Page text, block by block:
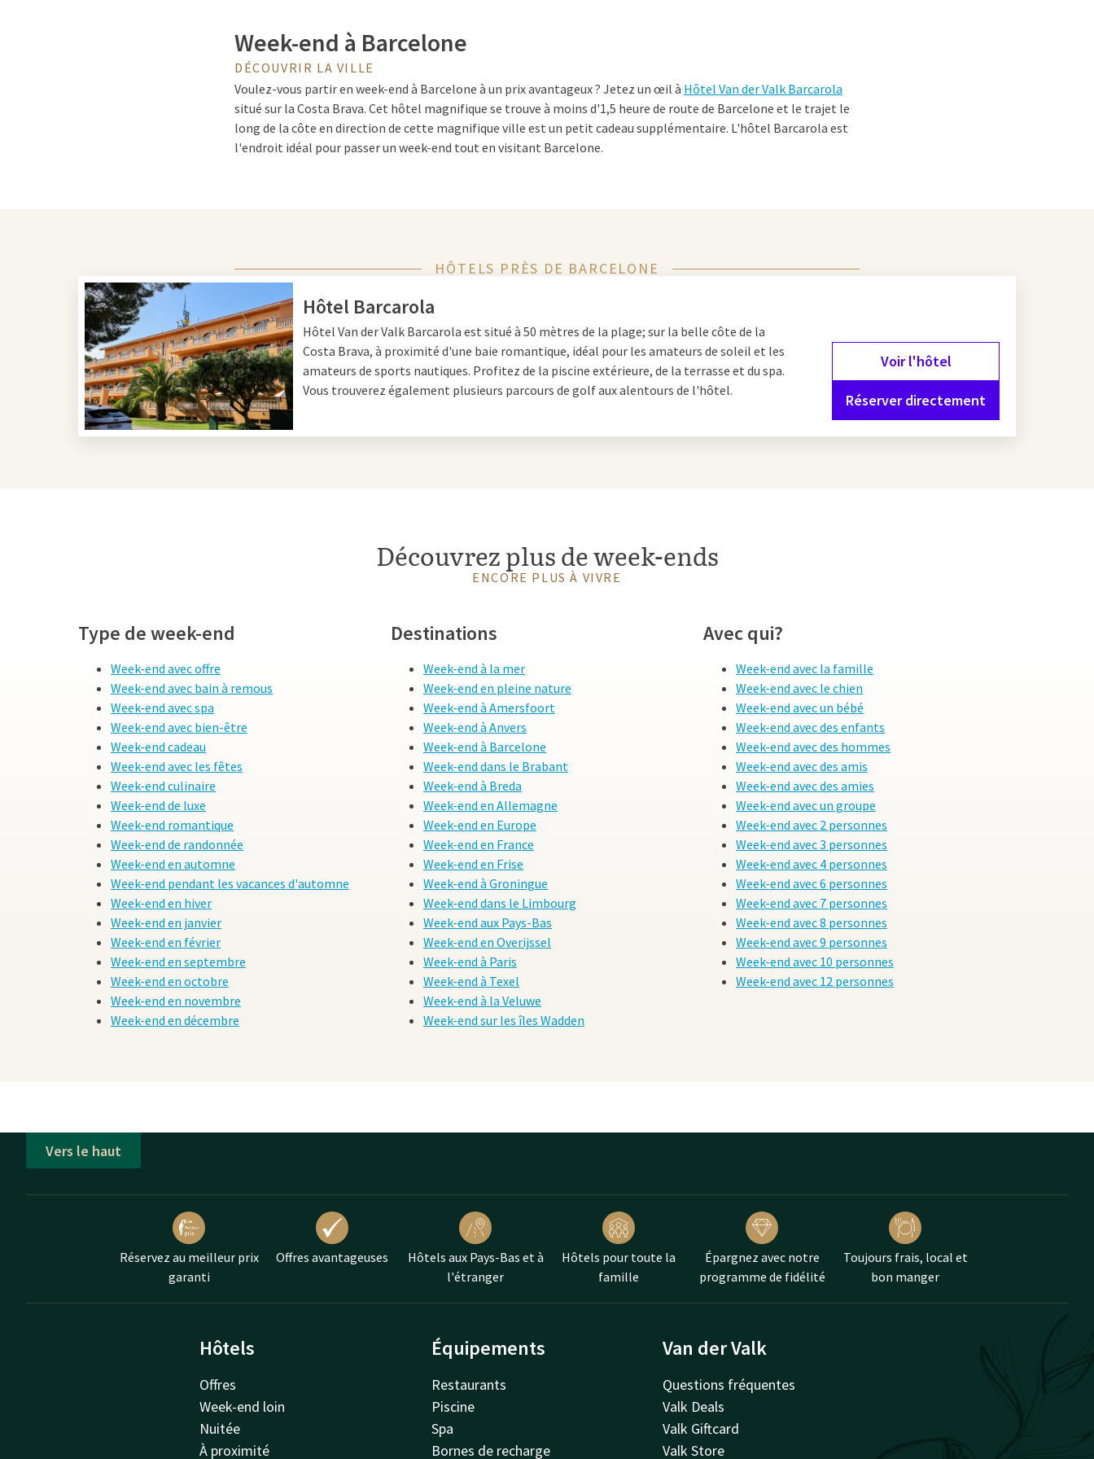
Week-end à Barcelone
DÉCOUVRIR LA VILLE
Voulez-vous partir en week-end à Barcelone à un prix avantageux ? Jetez un œil à Hôtel Van der Valk Barcarola
situé sur la Costa Brava. Cet hôtel magnifique se trouve à moins d'1,5 heure de route de Barcelone et le trajet le
long de la côte en direction de cette magnifique ville est un petit cadeau supplémentaire. L'hôtel Barcarola est
l'endroit idéal pour passer un week-end tout en visitant Barcelone.
appelée Basilica i Temple Expiatori de La Sagrada Familia. L'architecte moderniste Antoni Gaudí a commencé la
construction de ce chef-d'œuvre unique en 1882. Ce projet de toute une vie sera achevé en 2026 après 144 ans.
Gaudí a également conçu le parc Güell, un jardin public où les mosaïques colorées sont à l'honneur. En outre, le
Camp Nou, un stade de football à ne pas manquer, est une expérience incontournable pour les fans de football !
Bien sûr, vous avez également la possibilité de faire différentes visites à vélo ou à pied à Barcelone pendant votre
week-end et bien sûr de profiter de délicieuses tapas.
Que faire à Barcelone avec des enfants
Valk Barcarola avec les enfants. Découvrez ces suites décorées avec goût équipées d'un bain à remous et d'une
Environs de Barcelone
La région de Barcelone est riche en villages pittoresques, belles plages, ruines cachées et villes historiques, en
bref, l'évasion parfaite pour échapper à l'agitation de la ville. Montserrat est par exemple un lieu de pèlerinage
important pour les Catalans. Une visite incontournable est également le Musée Dalí, nommé d'après l'un des
artistes surréalistes les plus connus et célèbres au monde. Sa maison et son atelier à Portlligat sont également
ouverts au public, tout comme le château Gala Dalí à La Pera, une excellente introduction à l'univers de Dalí
(également appelé le triangle Dalí).Réservez dès maintenant votre week-end loin de chez vousà Barcelone et
découvrez cette ville surprenante !
HÔTELS PRÈS DE BARCELONE
Hôtel Barcarola
Hôtel Van der Valk Barcarola est situé à 50 mètres de la plage; sur la belle côte de la
Costa Brava, à proximité d'une baie romantique, idéal pour les amateurs de soleil et les
amateurs de sports nautiques. Profitez de la piscine extérieure, de la terrasse et du spa.
Vous trouverez également plusieurs parcours de golf aux alentours de l'hôtel.
Voir l'hôtel
Réserver directement
Découvrez plus de week-ends
ENCORE PLUS À VIVRE
Type de week-end
Week-end avec offre
Week-end avec bain à remous
Week-end avec spa
Week-end avec bien-être
Week-end cadeau
Week-end avec les fêtes
Week-end culinaire
Week-end de luxe
Week-end romantique
Week-end de randonnée
Week-end en automne
Week-end pendant les vacances d'automne
Week-end en hiver
Week-end en janvier
Week-end en février
Week-end en septembre
Week-end en octobre
Week-end en novembre
Week-end en décembre
Destinations
Week-end à la mer
Week-end en pleine nature
Week-end à Amersfoort
Week-end à Anvers
Week-end à Barcelone
Week-end dans le Brabant
Week-end à Breda
Week-end en Allemagne
Week-end en Europe
Week-end en France
Week-end en Frise
Week-end à Groningue
Week-end dans le Limbourg
Week-end aux Pays-Bas
Week-end en Overijssel
Week-end à Paris
Week-end à Texel
Week-end à la Veluwe
Week-end sur les îles Wadden
Avec qui?
Week-end avec la famille
Week-end avec le chien
Week-end avec un bébé
Week-end avec des enfants
Week-end avec des hommes
Week-end avec des amis
Week-end avec des amies
Week-end avec un groupe
Week-end avec 2 personnes
Week-end avec 3 personnes
Week-end avec 4 personnes
Week-end avec 6 personnes
Week-end avec 7 personnes
Week-end avec 8 personnes
Week-end avec 9 personnes
Week-end avec 10 personnes
Week-end avec 12 personnes
Vers le haut
Réservez au meilleur prix
garanti
Offres avantageuses
Hôtels aux Pays-Bas et à
l'étranger
Hôtels pour toute la
famille
Épargnez avec notre
programme de fidélité
Toujours frais, local et
bon manger
Hôtels
Offres
Week-end loin
Nuitée
À proximité
Équipements
Restaurants
Piscine
Spa
Bornes de recharge
Van der Valk
Questions fréquentes
Valk Deals
Valk Giftcard
Valk Store